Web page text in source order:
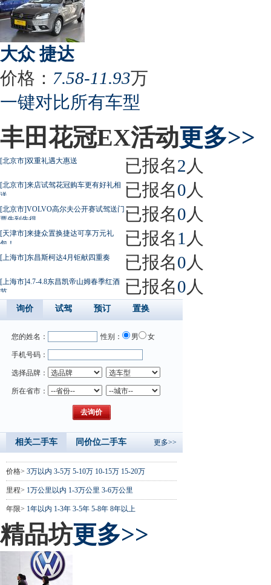
大众 捷达
价格： 7.58-11.93万
一键对比所有车型
丰田花冠EX活动更多>>
[北京市]双重礼遇大惠送 已报名2 人
[北京市]来店试驾花冠购车更有好礼相
送
已报名0 人
[北京市]VOLVO高尔夫公开赛试驾送门
票先到先得
已报名0 人
[天津市]来捷众置换捷达可享万元礼
包！
已报名1 人
[上海市]东昌斯柯达4月钜献四重奏 已报名0 人
[上海市]4.7-4.8东昌凯帝山姆春季红酒
节
已报名0 人
询价 试驾 预订 置换
您的姓名： 性别： 男 女
手机号码：
选择品牌：
所在省市：
相关二手车 同价位二手车 更多>>
价格> 3万以内 3-5万 5-10万 10-15万 15-20万
里程> 1万公里以内 1-3万公里 3-6万公里
年限> 1年以内 1-3年 3-5年 5-8年 8年以上
精品坊更多>>